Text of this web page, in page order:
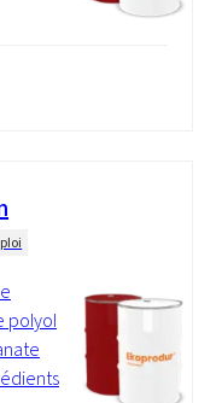
polyol